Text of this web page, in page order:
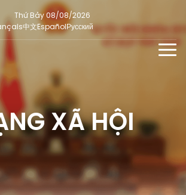
Thứ Bảy 08/08/2026
中文EspañolРусский
định
nhân dân
XÃ HỘI